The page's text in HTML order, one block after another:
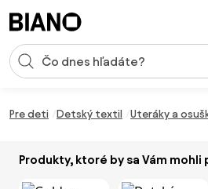
Vstup pre vyhľadávanie
Pre deti Detský textil Uteráky a
Produkty, ktoré by sa Vám mohli